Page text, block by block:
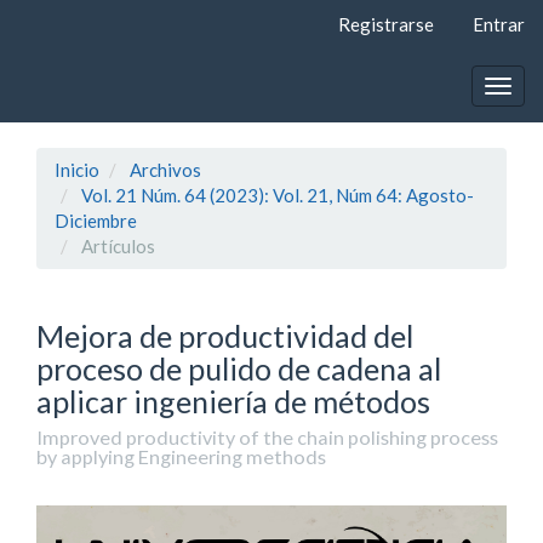
Registrarse Entrar
Inicio
Archivos
Vol. 21 Núm. 64 (2023): Vol. 21, Núm 64: Agosto-
Diciembre
Artí­culos
Mejora de productividad del
proceso de pulido de cadena al
aplicar ingeniería de métodos
Improved productivity of the chain polishing process
by applying Engineering methods